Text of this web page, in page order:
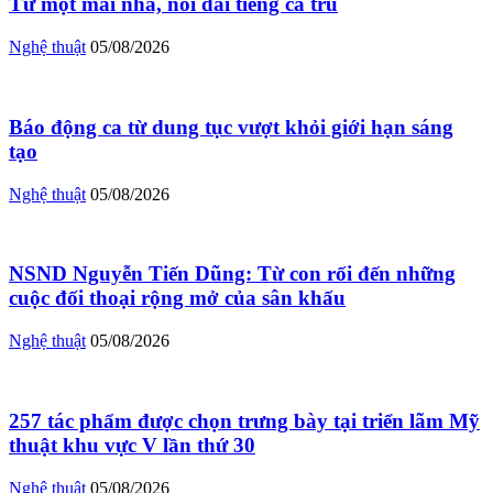
Nghệ thuật 05/08/2026
Báo động ca từ dung tục vượt khỏi giới hạn sáng
tạo
Nghệ thuật 05/08/2026
NSND Nguyễn Tiến Dũng: Từ con rối đến những
cuộc đối thoại rộng mở của sân khấu
Nghệ thuật 05/08/2026
257 tác phẩm được chọn trưng bày tại triển lãm Mỹ
thuật khu vực V lần thứ 30
Nghệ thuật 05/08/2026